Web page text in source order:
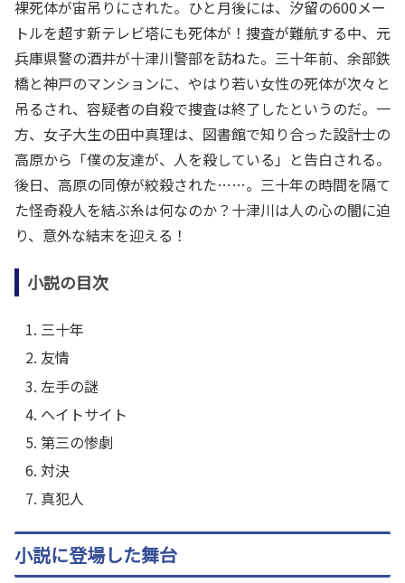
裸死体が宙吊りにされた。ひと月後には、汐留の600メー
トルを超す新テレビ塔にも死体が！捜査が難航する中、元
兵庫県警の酒井が十津川警部を訪ねた。三十年前、余部鉄
橋と神戸のマンションに、やはり若い女性の死体が次々と
吊るされ、容疑者の自殺で捜査は終了したというのだ。一
方、女子大生の田中真理は、図書館で知り合った設計士の
高原から「僕の友達が、人を殺している」と告白される。
後日、高原の同僚が絞殺された……。三十年の時間を隔て
た怪奇殺人を結ぶ糸は何なのか？十津川は人の心の闇に迫
り、意外な結末を迎える！
小説の目次
三十年
友情
左手の謎
ヘイトサイト
第三の惨劇
対決
真犯人
小説に登場した舞台